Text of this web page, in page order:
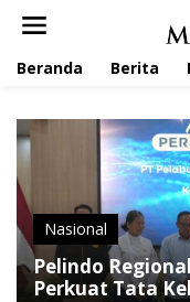
Beranda Berita
3 Gandeng
dan